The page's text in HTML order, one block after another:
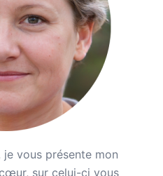
je vous présente mon
sur celui-ci vous